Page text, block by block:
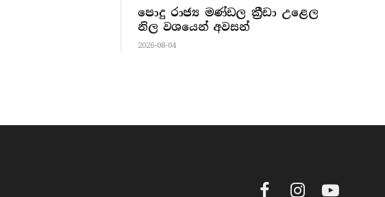
පොදු රාජ්‍ය මණ්ඩල ක්‍රීඩා උළෙල
නිල වශයෙන් අවසන්
2026-08-04